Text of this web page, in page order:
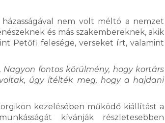
nem volt méltó a nemzet
és más szakembereknek, akik
Petőfi felesége, verseket írt, valamint
fontos körülmény, hogy kortárs
úgy ítélték meg, hogy a hajdani
kezelésében működő kiállítást a
kívánják részletesebben